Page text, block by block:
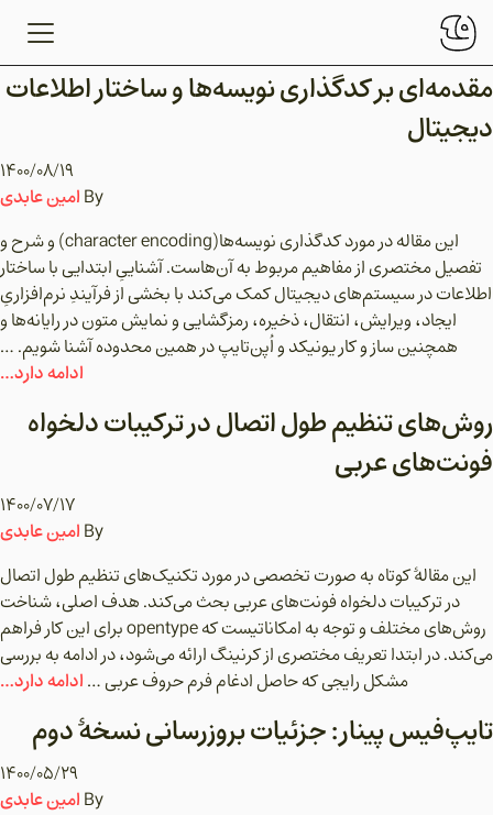
مقدمه‌ای بر کدگذاری نویسه‌ها و ساختار اطلاعات
دیجیتال
۱۴۰۰/۰۸/۱۹
Byامین عابدی
این مقاله در مورد کدگذاری نویسه‌ها(character encoding) و شرح و
تفصیل مختصری از مفاهیم مربوط به آن‌هاست. آشناییِ ابتدایی با ساختار
اطلاعات در سیستم‌های دیجیتال کمک می‌کند با بخشی از فرآیندِ نرم‌افزاریِ
ایجاد، ویرایش، انتقال، ذخیره، رمزگشایی و نمایش متون در رایانه‌ها و
همچنین ساز و کار یونیکد و اُپن‌تایپ در همین محدوده آشنا شویم. …
ادامه دارد…
روش‌های تنظیم طول اتصال در ترکیبات دلخواه
فونت‌‌های عربی
۱۴۰۰/۰۷/۱۷
Byامین عابدی
این مقالۀ کوتاه به صورت تخصصی در مورد تکنیک‌های تنظیم طول اتصال
در ترکیبات دلخواه فونت‌های عربی بحث می‌کند. هدف اصلی، شناخت
روش‌های مختلف و توجه به امکاناتیست که opentype برای این کار فراهم
می‌کند. در ابتدا تعریف مختصری از کرنینگ ارائه می‌شود، در ادامه به بررسی
مشکل رایجی که حاصل ادغام فرم حروف عربی …ادامه دارد…
تایپ‌فیس پینار: جزئیات بروزرسانی نسخۀ دوم
۱۴۰۰/۰۵/۲۹
Byامین عابدی